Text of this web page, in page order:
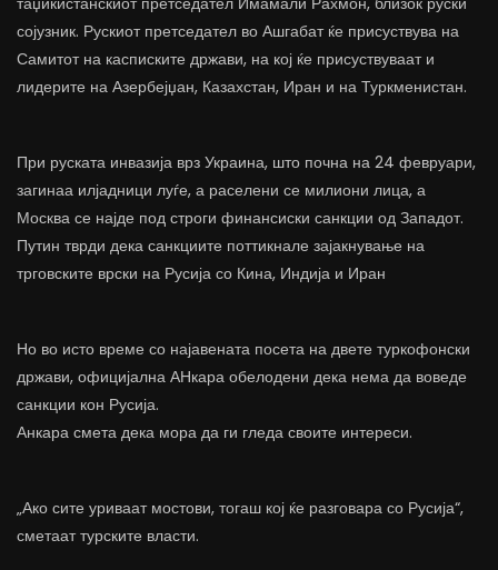
сојузник. Рускиот претседател во Ашгабат ќе присуствува на
Самитот на касписките држави, на кој ќе присуствуваат и
лидерите на Азербејџан, Казахстан, Иран и на Туркменистан.
При руската инвазија врз Украина, што почна на 24 февруари,
загинаа илјадници луѓе, а раселени се милиони лица, а
Москва се најде под строги финансиски санкции од Западот.
Путин тврди дека санкциите поттикнале зајакнување на
трговските врски на Русија со Кина, Индија и Иран
Но во исто време со најавената посета на двете туркофонски
држави, официјална АНкара обелодени дека нема да воведе
санкции кон Русија.
Анкара смета дека мора да ги гледа своите интереси.
„Ако сите уриваат мостови, тогаш кој ќе разговара со Русија“,
сметаат турските власти.